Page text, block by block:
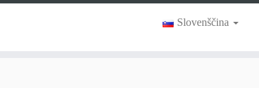
Slovenščina